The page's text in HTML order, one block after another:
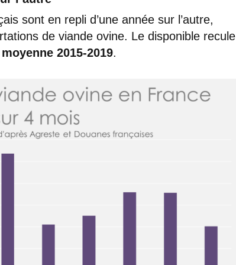
sont en repli d’une année sur l’autre,
de viande ovine. Le disponible recule
2015-2019.